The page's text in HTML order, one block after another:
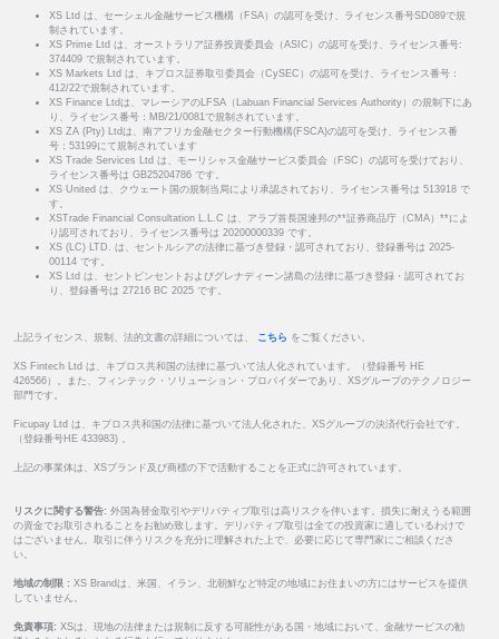
XS Ltd は、セーシェル金融サービス機構（FSA）の認可を受け、ライセンス番号SD089で規
制されています。
XS Prime Ltd は、オーストラリア証券投資委員会（ASIC）の認可を受け、ライセンス番号:
374409 で規制されています。
XS Markets Ltd は、キプロス証券取引委員会（CySEC）の認可を受け、ライセンス番号：
412/22で規制されています。
XS Finance Ltdは、マレーシアのLFSA（Labuan Financial Services Authority）の規制下にあ
り、ライセンス番号：MB/21/0081で規制されています。
XS ZA (Pty) Ltdは、南アフリカ金融セクター行動機構(FSCA)の認可を受け、ライセンス番
号：53199にて規制されています
XS Trade Services Ltd は、モーリシャス金融サービス委員会（FSC）の認可を受けており、
ライセンス番号は GB25204786 です。
XS United は、クウェート国の規制当局により承認されており、ライセンス番号は 513918 で
す。
XSTrade Financial Consultation L.L.C は、アラブ首長国連邦の**証券商品庁（CMA）**によ
り認可されており、ライセンス番号は 20200000339 です。
XS (LC) LTD. は、セントルシアの法律に基づき登録・認可されており、登録番号は 2025-
00114 です。
XS Ltd は、セントビンセントおよびグレナディーン諸島の法律に基づき登録・認可されてお
り、登録番号は 27216 BC 2025 です。
上記ライセンス、規制、法的文書の詳細については、 こちら をご覧ください。
XS Fintech Ltd は、キプロス共和国の法律に基づいて法人化されています。（登録番号 HE
426566）。また、フィンテック・ソリューション・プロバイダーであり、XSグループのテクノロジー
部門です。
Ficupay Ltd は、キプロス共和国の法律に基づいて法人化された、XSグループの決済代行会社です。
（登録番号HE 433983) 。
上記の事業体は、XSブランド及び商標の下で活動することを正式に許可されています。
リスクに関する警告: 外国為替金取引やデリバティブ取引は高リスクを伴います。損失に耐えうる範囲
の資金でお取引されることをお勧め致します。デリバティブ取引は全ての投資家に適しているわけで
はございません。取引に伴うリスクを充分に理解された上で、必要に応じて専門家にご相談くださ
い。
地域の制限 : XS Brandは、米国、イラン、北朝鮮など特定の地域にお住まいの方にはサービスを提供
していません。
免責事項: XSは、現地の法律または規制に反する可能性がある国・地域において、金融サービスの勧